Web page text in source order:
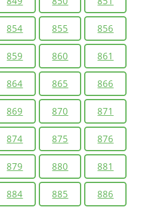
854 855 856
859 860 861
864 865 866
869 870 871
874 875 876
879 880 881
884 885 886